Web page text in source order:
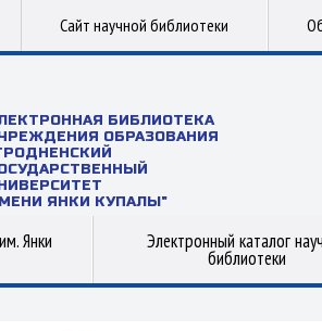
Сайт научной библиотеки
БИБЛИОТЕКА
ОБРАЗОВАНИЯ
ЯНКИ КУПАЛЫ"
Янки Электронный каталог
библиотеки